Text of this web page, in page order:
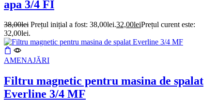
apa 3/4 FI
38,00lei Prețul inițial a fost: 38,00lei.32,00leiPrețul curent este:
32,00lei.
AMENAJĂRI
Filtru magnetic pentru masina de spalat
Everline 3/4 MF